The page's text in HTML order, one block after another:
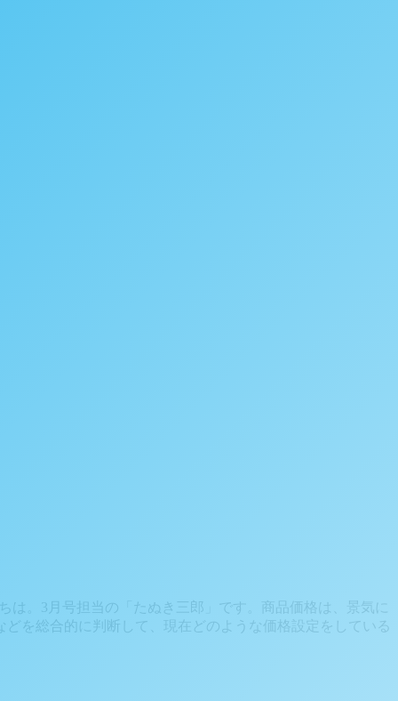
。3月号担当の「たぬき三郎」です。商品価格は、景気に
を総合的に判断して、現在どのような価格設定をしている